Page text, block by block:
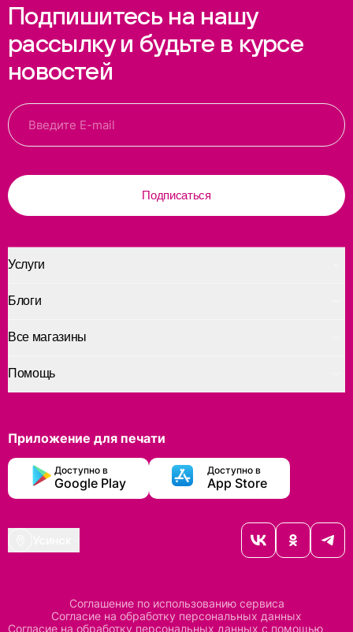
Подпишитесь на нашу
рассылку и будьте в курсе
новостей
Подписаться
Услуги
Помощь
Блоги
Все магазины
Приложение для печати
Доступно в
Google Play
Доступно в
App Store
Соглашение по использованию сервиса
Согласие на обработку персональных данных
Согласие на обработку персональных данных с помощью